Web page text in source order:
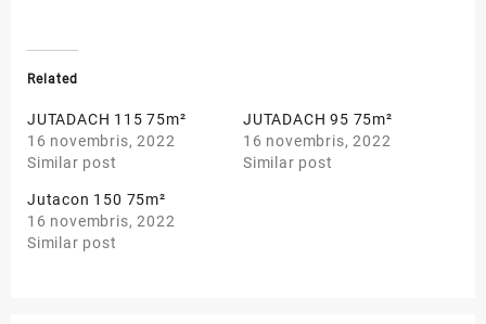
Related
JUTADACH 115 75m²
16 novembris, 2022
Similar post
JUTADACH 95 75m²
16 novembris, 2022
Similar post
Jutacon 150 75m²
16 novembris, 2022
Similar post